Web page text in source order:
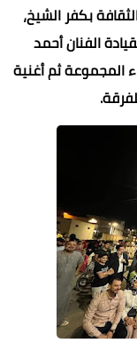
بكفر الشيخ،
الفنان أحمد
المجموعة ثم أغنية